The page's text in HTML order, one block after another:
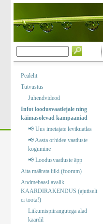
Pealeht
Tutvustus
Juhendvideod
Infot loodusvaatlejale ning
käimasolevad kampaaniad
📢 Uus imetajate levikuatlas
📢 Aasta orhidee vaatluste
kogumine
📢 Loodusvaatluste äpp
Aita määrata liiki (foorum)
Andmebaasi avalik
KAARDIRAKENDUS (ajutiselt
ei tööta!)
Liikumispiirangutega alad
kaardil